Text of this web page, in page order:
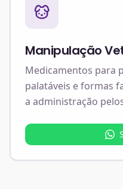
Manipulação
Medicamentos para
palatáveis e formas
a administração